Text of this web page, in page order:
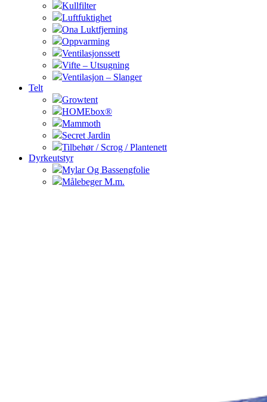
Kullfilter
Luftfuktighet
Ona Luktfjerning
Oppvarming
Ventilasjonssett
Vifte – Utsugning
Ventilasjon – Slanger
Telt
Growtent
HOMEbox®
Mammoth
Secret Jardin
Tilbehør / Scrog / Plantenett
Dyrkeutstyr
Mylar Og Bassengfolie
Målebeger M.m.